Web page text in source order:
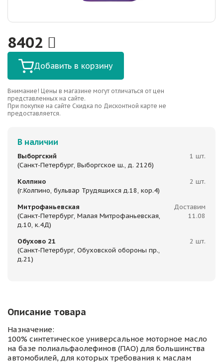
8402
Добавить в корзину
Внимание! Цены в магазине могут отличаться от цен
представленных на сайте.
При покупке на сайте Скидка по Дисконтной карте не
предоставляется.
В наличии
Выборгский
(Санкт-Петербург, Выборгское ш., д. 212б)
1 шт.
Колпино
(г.Колпино, бульвар Трудящихся д.18, кор.4)
2 шт.
Митрофаньевская
(Санкт-Петербург, Малая Митрофаньевская,
д.10, к.4Д)
Доставим
11.08
Обухово 21
(Санкт-Петербург, Обуховской обороны пр.,
д.21)
2 шт.
Описание товара
Назначение:
100% синтетическое универсальное моторное масло
на базе полиальфаолефинов (ПАО) для большинства
автомобилей, для которых требования к маслам